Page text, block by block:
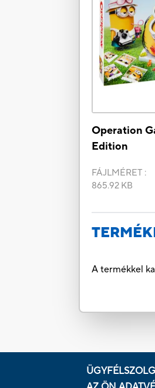
Operation
Edition
FÁJLMÉRET :
865.92 KB
A termékkel